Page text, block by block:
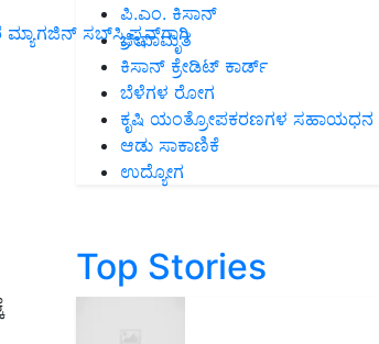
ಮ್ಯಾಗಜಿನ್‌ ಸಬ್‌ಸ್ಕ್ರಿಪ್ಷನ್‌ಗಾಗಿ
ಪಿ.ಎಂ. ಕಿಸಾನ್
ಜೀವಾಮೃತ
ಕಿಸಾನ್ ಕ್ರೇಡಿಟ್ ಕಾರ್ಡ್
ಬೆಳೆಗಳ ರೋಗ
ಕೃಷಿ ಯಂತ್ರೋಪಕರಣಗಳ ಸಹಾಯಧನ
ಆಡು ಸಾಕಾಣಿಕೆ
ಉದ್ಯೋಗ
Top Stories